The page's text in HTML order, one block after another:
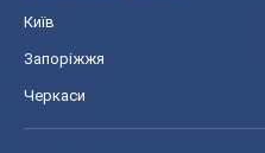
Київ
Запоріжжя
Черкаси